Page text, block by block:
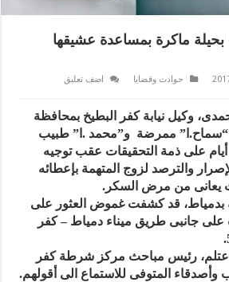
ماكرة بمساعدة عشيقها
حوادث وقضايا
اضف تعليق
وكيل نيابة كفر البطيخ بمحافظة
“سماح.ا” ممرضة و”محمد .ا” طبيب
حكومى، 4 أيام على ذمة التحقيقات عقب توجيه
والترصد لزوج المتهمة بإعطائه
يعانى من مرض السكر.
بدمياط، قد كشفت غموض العثور على
على جانبى طريق ميناء دمياط – كفر
عتلم، رئيس مباحث مركز شرطة كفر
وأصدقاء المتوفى للاستماع الى أقولهم.